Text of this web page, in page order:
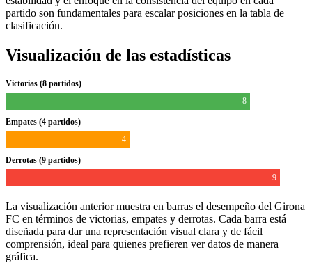
partido son fundamentales para escalar posiciones en la tabla de
clasificación.
Visualización de las estadísticas
Victorias (8 partidos)
8
Empates (4 partidos)
4
Derrotas (9 partidos)
9
La visualización anterior muestra en barras el desempeño del Girona
FC en términos de victorias, empates y derrotas. Cada barra está
diseñada para dar una representación visual clara y de fácil
comprensión, ideal para quienes prefieren ver datos de manera
gráfica.